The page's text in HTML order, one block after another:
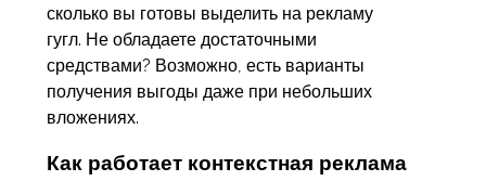
сколько вы готовы выделить на рекламу
гугл. Не обладаете достаточными
средствами? Возможно, есть варианты
получения выгоды даже при небольших
вложениях.
Как работает контекстная реклама